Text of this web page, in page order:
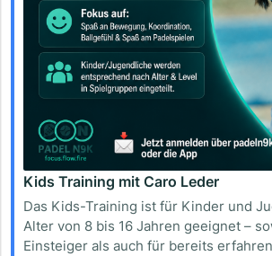
Kids Training mit Caro Leder
Das Kids-Training ist für Kinder und
Alter von 8 bis 16 Jahren geeignet –
Einsteiger als auch für bereits